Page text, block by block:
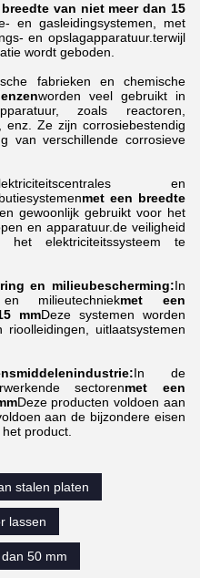
van niet meer dan 15
en gasleidingsystemen, met
en opslagapparatuur.terwijl
wordt geboden.
fabrieken en chemische
worden veel gebruikt in
zoals reactoren,
enz. Ze zijn corrosiebestendig
van verschillende corrosieve
en
met een breedte
gewoonlijk gebruikt voor het
en apparatuur.de veiligheid
elektriciteitssysteem te
en milieubescherming:In
en milieutechniekmet een
mmDeze systemen worden
uitlaatsystemen
In de
sectorenmet een
Deze producten voldoen aan
aan de bijzondere eisen
product.
stalen platen
lassen
50 mm